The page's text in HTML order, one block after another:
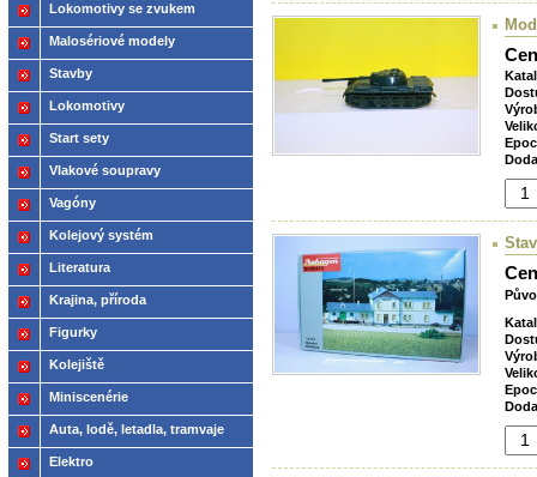
ČSD,ČD
Lokomotivy se zvukem
Malosériové modely
Stavby
Lokomotivy
Start sety
Vlakové soupravy
Vagóny
Kolejový systém
Literatura
Krajina, příroda
Figurky
Kolejiště
Miniscenérie
Auta, lodě, letadla, tramvaje
Elektro